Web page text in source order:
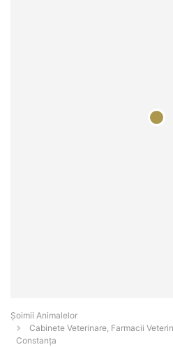
Şoimii Animalelor
Cabinete Veterinare, Farmacii
Constanţa